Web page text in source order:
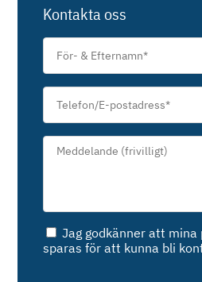
Kontakta oss
För-
Efternamn
Telefon/E-
postadress*
Meddelande*
Samtycke*
Jag godkänner att
sparas för att kunna bli